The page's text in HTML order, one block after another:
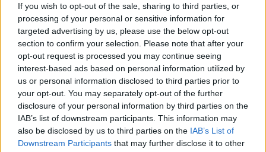
If you wish to opt-out of the sale, sharing to third parties, or
processing of your personal or sensitive information for
targeted advertising by us, please use the below opt-out
section to confirm your selection. Please note that after your
opt-out request is processed you may continue seeing
interest-based ads based on personal information utilized by
us or personal information disclosed to third parties prior to
your opt-out. You may separately opt-out of the further
disclosure of your personal information by third parties on the
IAB’s list of downstream participants. This information may
also be disclosed by us to third parties on the IAB’s List of
Downstream Participants that may further disclose it to other
Edellinen artikkeli
Adidaksen teknologia sen
vahvisti: Cristiano Ronaldo ei
osunut palloon Portugalin
avausmaalissa
Seuraava artikkeli
Huimat panokset keskiviikkona
– jääkö Argentiina
alkulohkoon?